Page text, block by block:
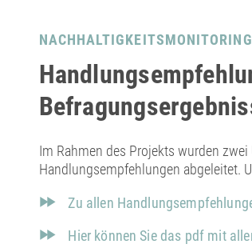
Im Rahmen des Projekts wurden
Handlungsempfehlungen abgeleitet.
Zu allen
Hier können Sie das pdf mit